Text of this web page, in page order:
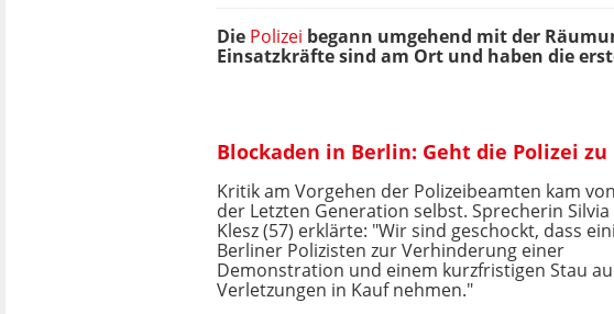
Die Polizei begann umgehend mit der
Einsatzkräfte sind am Ort und haben die
Blockaden in Berlin: Geht die Polizei
Kritik am Vorgehen der Polizeibeamten kam von
der Letzten Generation selbst. Sprecherin Silvia
Klesz (57) erklärte: "Wir sind geschockt, dass
Berliner Polizisten zur Verhinderung einer
Demonstration und einem kurzfristigen Stau
Verletzungen in Kauf nehmen."